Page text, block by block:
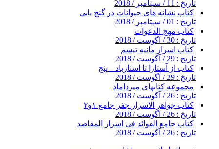
تاریخ : 11 / سپتامبر / 2018
کتاب نشانه های حیوانات در گنج یابی
تاریخ : 01 / سپتامبر / 2018
کتاب مهج الدعوات
تاریخ : 30 / آگوست / 2018
کتاب اسرار مانیه تیسم
تاریخ : 29 / آگوست / 2018
کتاب از آستارا تا استارباد – پنج
تاریخ : 29 / آگوست / 2018
مجموعه کتابهای میرداماد
تاریخ : 26 / آگوست / 2018
کتاب جواهر الاسرار جفر جامع ۱و۲
تاریخ : 26 / آگوست / 2018
کتاب جامع الفوائد فی اسرار المقاصد
تاریخ : 26 / آگوست / 2018